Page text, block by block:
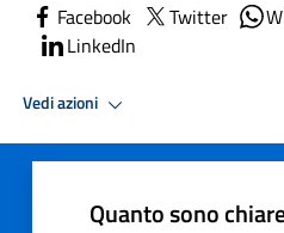
Facebook Twitter
LinkedIn
Vedi azioni
Quanto sono